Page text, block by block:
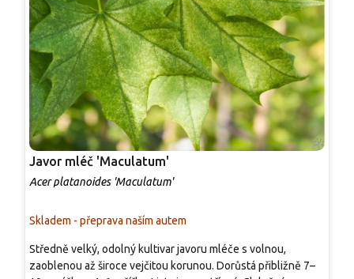
Javor mléč 'Maculatum'
Acer platanoides 'Maculatum'
Skladem - přeprava naším autem
Středně velký, odolný kultivar javoru mléče s volnou,
zaoblenou až široce vejčitou korunou. Dorůstá přibližně 7–